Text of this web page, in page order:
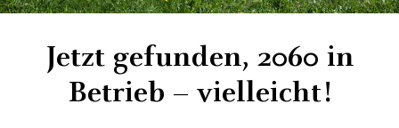
Jetzt gefunden, 2060 in
Betrieb – vielleicht!